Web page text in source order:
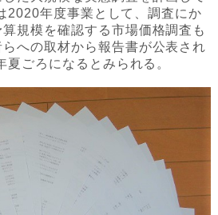
2020年度事業として、調査にか
規模を確認する市場価格調査も
への取材から報告書が公表され
ごろになるとみられる。